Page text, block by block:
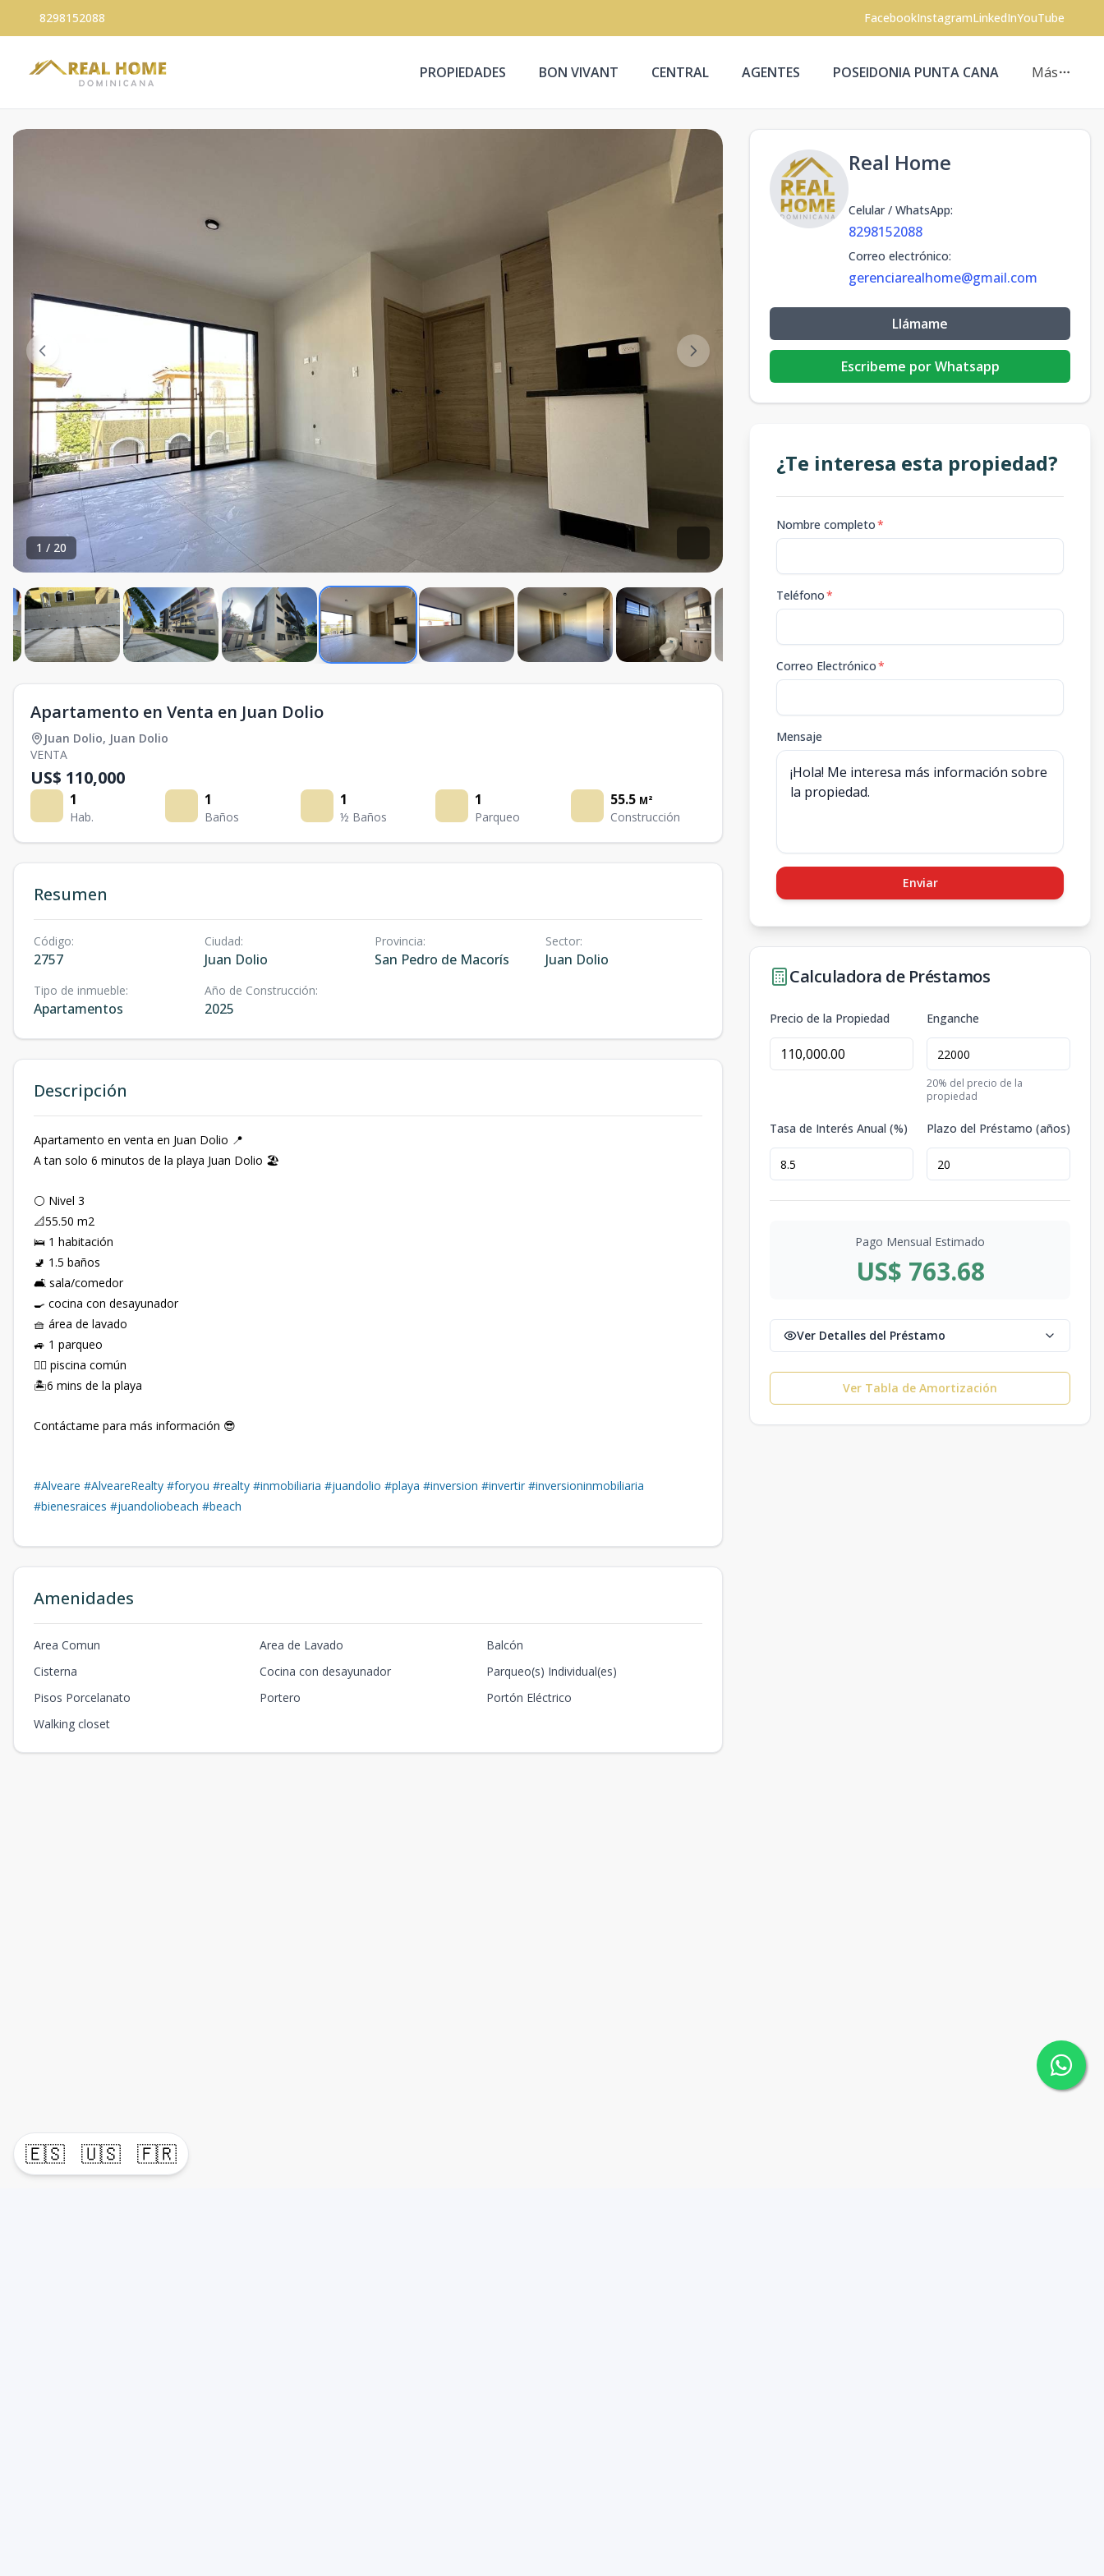
🇪🇸 🇺🇸 🇫🇷
8298152088 FacebookInstagramLinkedInYouTube
PROPIEDADES BON VIVANT CENTRAL AGENTES POSEIDONIA PUNTA CANA Más
1 / 20
Apartamento en Venta en Juan Dolio
Juan Dolio, Juan Dolio
VENTA
US$ 110,000
1
Hab.
1
Baños
1
½ Baños
1
Parqueo
55.5 M²
Construcción
Resumen
Código:
2757
Ciudad:
Juan Dolio
Provincia:
San Pedro de Macorís
Sector:
Juan Dolio
Tipo de inmueble:
Apartamentos
Año de Construcción:
2025
Descripción
Apartamento en venta en Juan Dolio 📍
A tan solo 6 minutos de la playa Juan Dolio 🏖️
⚪️ Nivel 3
📐55.50 m2
🛌 1 habitación
🚽 1.5 baños
🛋️ sala/comedor
🍳 cocina con desayunador
🧺 área de lavado
🚙 1 parqueo
🏊‍♂️ piscina común
🏝️6 mins de la playa
Contáctame para más información 😎
#Alveare #AlveareRealty #foryou #realty #inmobiliaria #juandolio #playa #inversion #invertir #inversioninmobiliaria
#bienesraices #juandoliobeach #beach
Amenidades
Area Comun Area de Lavado
Balcón
Cisterna
Cocina con desayunador
Parqueo(s) Individual(es)
Pisos Porcelanato
Portero
Portón Eléctrico
Walking closet
Real Home
Celular / WhatsApp:
8298152088
Correo electrónico:
gerenciarealhome@gmail.com
Llámame
Escribeme por Whatsapp
¿Te interesa esta propiedad?
Nombre completo*
Teléfono*
Correo Electrónico*
Mensaje
Enviar
Calculadora de Préstamos
Precio de la Propiedad Enganche
20% del precio de la
propiedad
Tasa de Interés Anual (%) Plazo del Préstamo (años)
Pago Mensual Estimado
US$ 763.68
Ver Detalles del Préstamo
Ver Tabla de Amortización